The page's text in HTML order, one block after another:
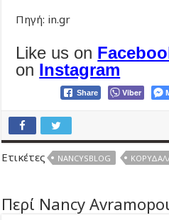
Πηγή: in.gr
Like us on
on Instagram
Share Viber
Ετικέτες NANCYSBLOG
Περί Nancy